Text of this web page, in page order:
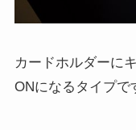
カードホルダーに
ONになるタイプで